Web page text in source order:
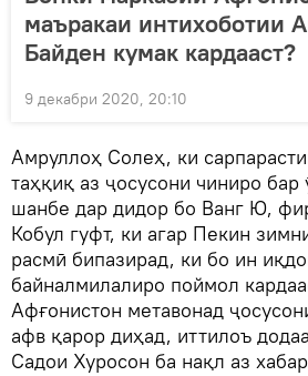
маъракаи интихоботии
Байден кумак кардааст?
9 декабри 2020, 20:10
Амруллоҳ Солеҳ, ки
таҳқиқ аз ҷосусони чиниро бар
шанбе дар дидор бо Ванг Ю,
Кобул гуфт, ки агар Пекин
расмӣ бипазирад, ки бо ин
байналмилалиро поймол
Афғонистон метавонад
афв қарор диҳад, иттилоъ
Садои Хуросон ба нақл аз